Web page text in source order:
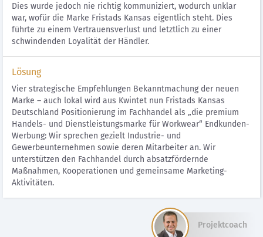
Dies wurde jedoch nie richtig kommuniziert, wodurch unklar
war, wofür die Marke Fristads Kansas eigentlich steht. Dies
führte zu einem Vertrauensverlust und letztlich zu einer
schwindenden Loyalität der Händler.
Lösung
Vier strategische Empfehlungen Bekanntmachung der neuen
Marke – auch lokal wird aus Kwintet nun Fristads Kansas
Deutschland Positionierung im Fachhandel als „die premium
Handels- und Dienstleistungsmarke für Workwear“ Endkunden-
Werbung: Wir sprechen gezielt Industrie- und
Gewerbeunternehmen sowie deren Mitarbeiter an. Wir
unterstützen den Fachhandel durch absatzfördernde
Maßnahmen, Kooperationen und gemeinsame Marketing-
Aktivitäten.
Projektcoach